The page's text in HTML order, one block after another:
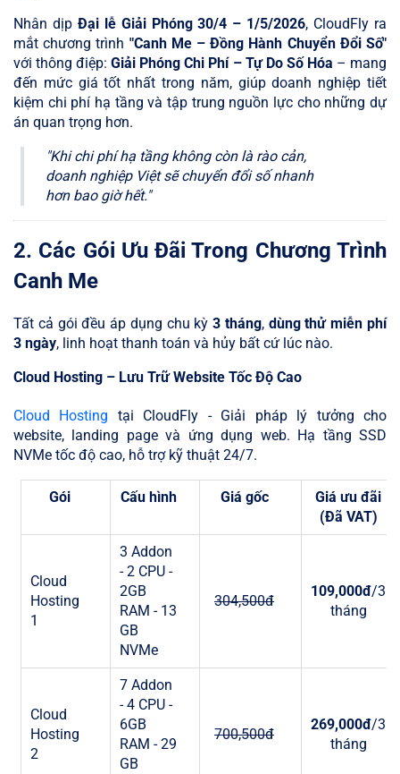
Nhân dịp Đại lễ Giải Phóng 30/4 – 1/5/2026, CloudFly ra
mắt chương trình "Canh Me – Đồng Hành Chuyển Đổi Số"
với thông điệp:Giải Phóng Chi Phí – Tự Do Số Hóa – mang
đến mức giá tốt nhất trong năm, giúp doanh nghiệp tiết
kiệm chi phí hạ tầng và tập trung nguồn lực cho những dự
án quan trọng hơn.
"Khi chi phí hạ tầng không còn là rào cản,
doanh nghiệp Việt sẽ chuyển đổi số nhanh
hơn bao giờ hết."
2. Các Gói Ưu Đãi Trong Chương Trình
Canh Me
Tất cả gói đều áp dụng chu kỳ3 tháng, dùng thử miễn phí
3 ngày, linh hoạt thanh toán và hủy bất cứ lúc nào.
Cloud Hosting – Lưu Trữ Website Tốc Độ Cao
Cloud Hosting tại CloudFly - Giải pháp lý tưởng cho
website, landing page và ứng dụng web. Hạ tầng SSD
NVMe tốc độ cao, hỗ trợ kỹ thuật 24/7.
Gói Cấu hình Giá gốc
Giá ưu đãi
(Đã VAT)
Cloud
Hosting
1
3 Addon
- 2 CPU -
2GB
RAM - 13
GB
NVMe
304,500đ
109,000đ/3
tháng
Cloud
Hosting
2
7 Addon
- 4 CPU -
6GB
RAM - 29
GB
700,500đ
269,000đ/3
tháng